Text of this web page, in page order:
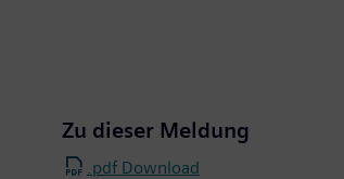
Zu dieser Meldung
.pdf Download